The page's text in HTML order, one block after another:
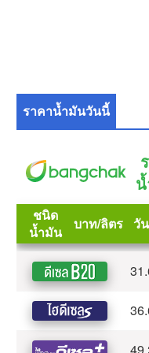
ราคาน้ำมันวันนี้